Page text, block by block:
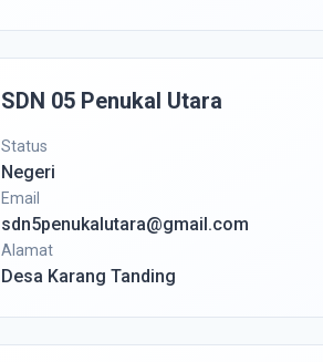
SDN 05 Penukal Utara
Status
Negeri
Email
sdn5penukalutara@gmail.com
Alamat
Desa Karang Tanding